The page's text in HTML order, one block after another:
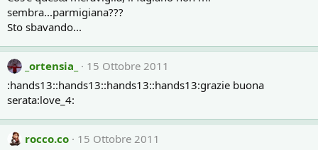
sembra...parmigiana???
Sto sbavando...
_ortensia_
15 Ottobre 2011
:hands13::hands13::hands13::hands13:grazie buona
serata:love_4:
rocco.co
15 Ottobre 2011